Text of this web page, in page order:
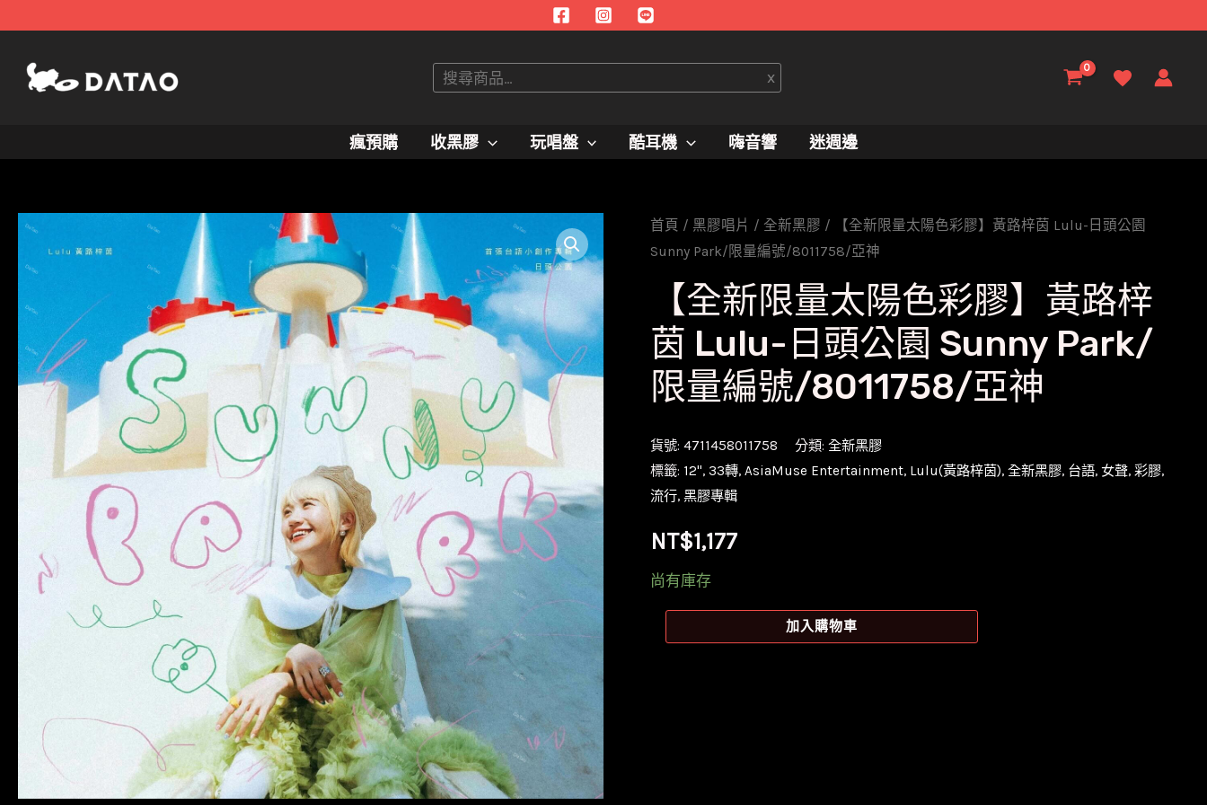
搜
x
瘋預購 收黑膠 玩唱盤 酷耳機 嗨音響 迷週邊
首頁 / 黑膠唱片 / 全新黑膠 / 【全新限量太陽色彩膠】黃路梓茵 Lulu-日頭公園
Sunny Park/限量編號/8011758/亞神
【全新限量太陽色彩膠】黃路梓
茵 Lulu-日頭公園 Sunny Park/
限量編號/8011758/亞神
貨號:4711458011758 分類:全新黑膠
標籤: 12'',33轉,AsiaMuse Entertainment, Lulu(黃路梓茵),全新黑膠, 台語, 女聲,彩膠,
流行,黑膠專輯
NT$1,177
尚有庫存
加入購物車